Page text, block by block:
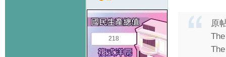
218
原